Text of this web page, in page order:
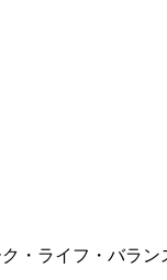
・ライフ・バラン